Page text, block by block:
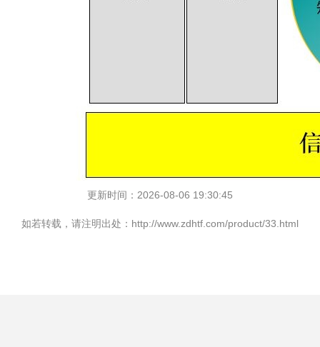
更新时间：2026-08-06 19:30:45
如若转载，请注明出处：http://www.zdhtf.com/product/33.html